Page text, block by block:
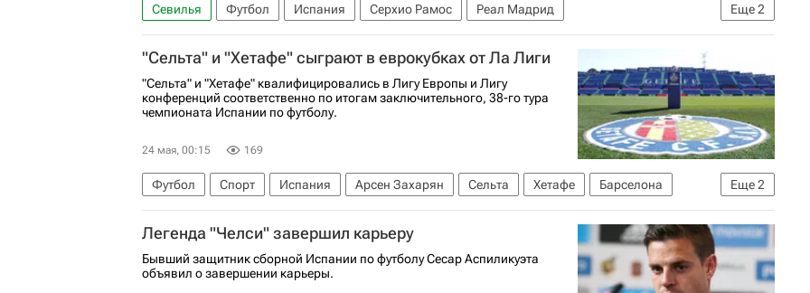
Еще2
Севилья Футбол Испания Серхио Рамос
Реал Мадрид
Лига чемпионов УЕФА 2026-2027
Пари Сен-Жермен (ПСЖ)
"Сельта" и "Хетафе" сыграют в еврокубках от Ла Лиги
"Сельта" и "Хетафе" квалифицировались в Лигу Европы и Лигу
конференций соответственно по итогам заключительного, 38-го тура
чемпионата Испании по футболу.
24 мая, 00:15 169
Еще2
Футбол Спорт Испания Арсен Захарян Сельта Хетафе
Барселона
Чемпионат Испании по футболу
Лига чемпионов УЕФА 2026-2027
Легенда "Челси" завершил карьеру
Бывший защитник сборной Испании по футболу Сесар Аспиликуэта
объявил о завершении карьеры.